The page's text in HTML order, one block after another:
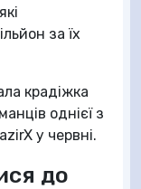
за їх
крадіжка
однієї з
у червні.
до